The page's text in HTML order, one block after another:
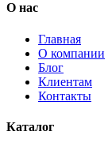
О нас
Главная
О компании
Блог
Клиентам
Контакты
Каталог